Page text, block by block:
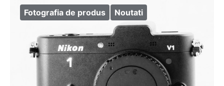
Fotografia de produs Noutati